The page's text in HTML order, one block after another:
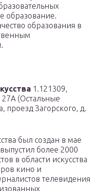
образование.
образования в
1.121309,
27А (Остальные
проезд Загорского, д.
был создан в мае
более 2000
в области искусства
кино и
телевидения